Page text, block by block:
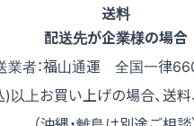
送料
配送先が企業様の場合
業者：福山通運 全国一律
以上お買い上げの場合、送料